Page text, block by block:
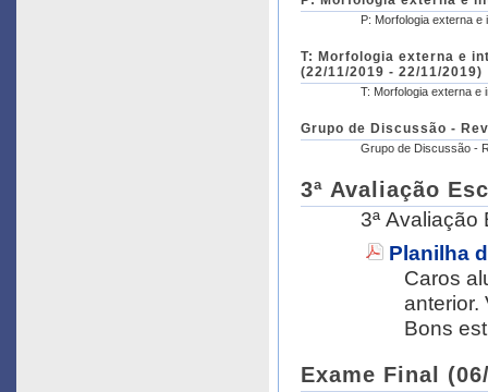
P: Morfologia externa e
T: Morfologia externa e
(22/11/2019 - 22/11/2019)
T: Morfologia externa e
Grupo de Discussão -
Grupo de Discussão -
3ª Avaliação
3ª Avaliação
Planilha
Caros
anterior.
Bons
Exame Final